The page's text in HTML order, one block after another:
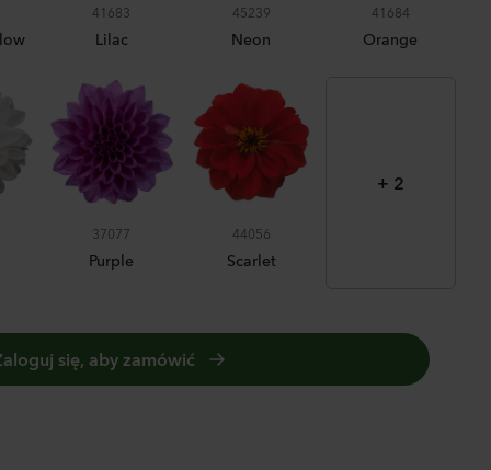
2
sp.
Rośliny
YELLOW
41683
Lilac
45239
Neon
41684
Orange
37077
Purple
44056
Scarlet
+ 2
się, aby zamówić